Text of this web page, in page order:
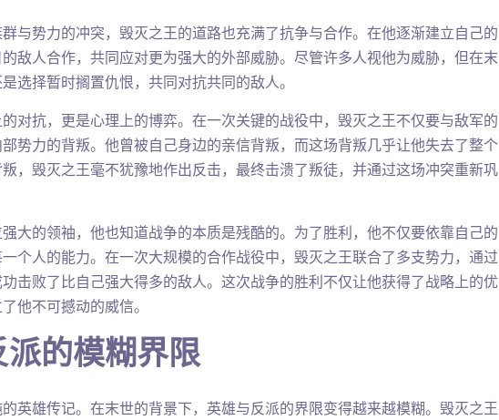
与势力的冲突，毁灭之王的道路也充满了抗争与合作。在他逐渐建立自己的
敌人合作，共同应对更为强大的外部威胁。尽管许多人视他为威胁，但在末
选择暂时搁置仇恨，共同对抗共同的敌人。
对抗，更是心理上的博弈。在一次关键的战役中，毁灭之王不仅要与敌军的
势力的背叛。他曾被自己身边的亲信背叛，而这场背叛几乎让他失去了整个
，毁灭之王毫不犹豫地作出反击，最终击溃了叛徒，并通过这场冲突重新巩
大的领袖，他也知道战争的本质是残酷的。为了胜利，他不仅要依靠自己的
个人的能力。在一次大规模的合作战役中，毁灭之王联合了多支势力，通过
击败了比自己强大得多的敌人。这次战争的胜利不仅让他获得了战略上的优
他不可撼动的威信。
的模糊界限
英雄传记。在末世的背景下，英雄与反派的界限变得越来越模糊。毁灭之王